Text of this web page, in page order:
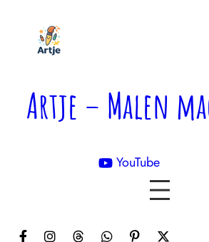
springen
Artje – Malen
YouTube
